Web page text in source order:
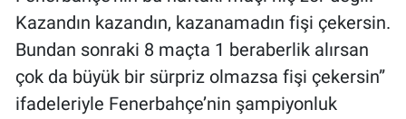
Kazandın kazandın, kazanamadın fişi çekersin.
Bundan sonraki 8 maçta 1 beraberlik alırsan
çok da büyük bir sürpriz olmazsa fişi çekersin”
ifadeleriyle Fenerbahçe’nin şampiyonluk